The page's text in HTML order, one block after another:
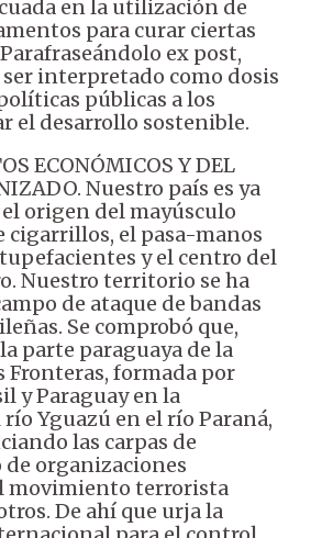
en la utilización de
para curar ciertas
ex post,
interpretado como dosis
públicas a los
el desarrollo sostenible.
ECONÓMICOS Y DEL
Nuestro país es ya
origen del mayúsculo
cigarrillos, el pasa-manos
y el centro del
Nuestro territorio se ha
de ataque de bandas
Se comprobó que,
parte paraguaya de la
Fronteras, formada por
y Paraguay en la
Yguazú en el río Paraná,
las carpas de
organizaciones
movimiento terrorista
De ahí que urja la